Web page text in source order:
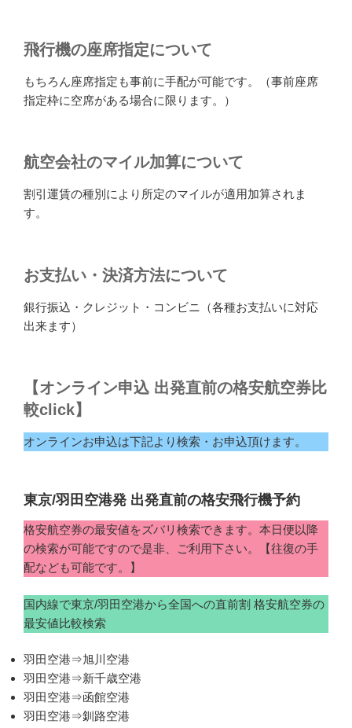
飛行機の座席指定について
もちろん座席指定も事前に手配が可能です。（事前座席
指定枠に空席がある場合に限ります。）
航空会社のマイル加算について
割引運賃の種別により所定のマイルが適用加算されま
す。
お支払い・決済方法について
銀行振込・クレジット・コンビニ（各種お支払いに対応
出来ます）
【オンライン申込 出発直前の格安航空券比
較click】
オンラインお申込は下記より検索・お申込頂けます。
東京/羽田空港発 出発直前の格安飛行機予約
格安航空券の最安値をズバリ検索できます。本日便以降
の検索が可能ですので是非、ご利用下さい。【往復の手
配なども可能です。】
国内線で東京/羽田空港から全国への直前割 格安航空券の
最安値比較検索
羽田空港⇒旭川空港
羽田空港⇒新千歳空港
羽田空港⇒函館空港
羽田空港⇒釧路空港